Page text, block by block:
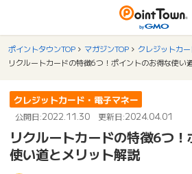
ポイントタウンTOP マガジンTOP
クレジットカ
リクルートカードの特徴6つ！ポイントのお得な使い
クレジットカード・電子マネー
公開日:2022.11.30 更新日:2024.04.01
リクルートカードの特徴6つ
使い道とメリット解説